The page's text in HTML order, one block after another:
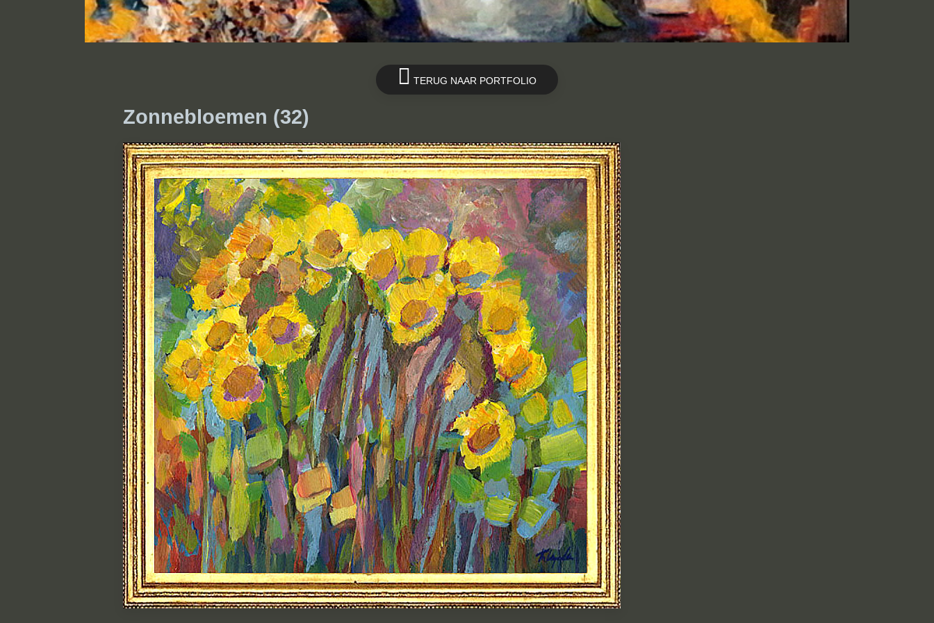
TERUG NAAR PORTFOLIO
Zonnebloemen (32)